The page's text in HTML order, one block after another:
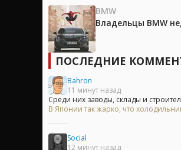
BMW
Владельцы BMW
ПОСЛЕДНИЕ
Bahron
11 минут назад
Среди них заводы, склады и
В Японии так жарко, что
Social
12 минут назад